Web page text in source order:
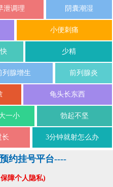
泄调理 阴囊潮湿
小便刺痛
少精
列腺增生 前列腺炎
龟头长东西
一小 勃起不坚
长 3分钟就射怎么办
约挂号平台----
障个人隐私)